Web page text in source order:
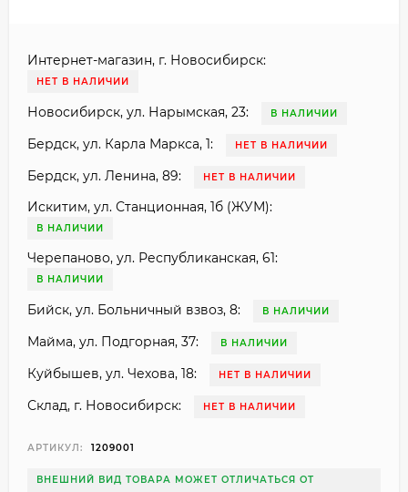
Интернет-магазин, г. Новосибирск:
НЕТ В НАЛИЧИИ
Новосибирск, ул. Нарымская, 23: В НАЛИЧИИ
Бердск, ул. Карла Маркса, 1: НЕТ В НАЛИЧИИ
Бердск, ул. Ленина, 89: НЕТ В НАЛИЧИИ
Искитим, ул. Станционная, 1б (ЖУМ):
В НАЛИЧИИ
Черепаново, ул. Республиканская, 61:
В НАЛИЧИИ
Бийск, ул. Больничный взвоз, 8: В НАЛИЧИИ
Майма, ул. Подгорная, 37: В НАЛИЧИИ
Куйбышев, ул. Чехова, 18: НЕТ В НАЛИЧИИ
Склад, г. Новосибирск: НЕТ В НАЛИЧИИ
АРТИКУЛ: 1209001
ВНЕШНИЙ ВИД ТОВАРА МОЖЕТ ОТЛИЧАТЬСЯ ОТ